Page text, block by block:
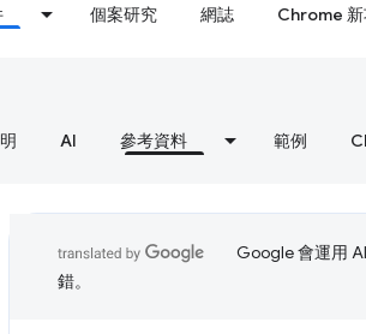
個案研究 網誌 Chrome
AI 參考資料 範例
Google 會運用
錯。